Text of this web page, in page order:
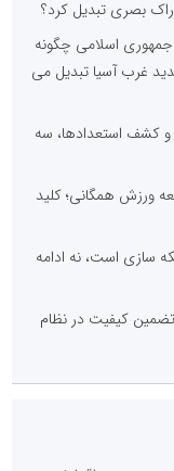
بصری تبدیل کرد؟
اسلامی چگونه
غرب آسیا تبدیل می
کشف استعدادها، سه
ورزش همگانی؛ کلید
سازی است، نه ادامه
کیفیت در نظام